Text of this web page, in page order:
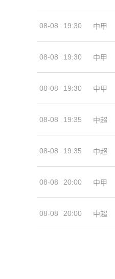
08-08 19:30 中甲
08-08 19:30 中甲
08-08 19:30 中甲
08-08 19:35 中超
08-08 19:35 中超
08-08 20:00 中甲
08-08 20:00 中超